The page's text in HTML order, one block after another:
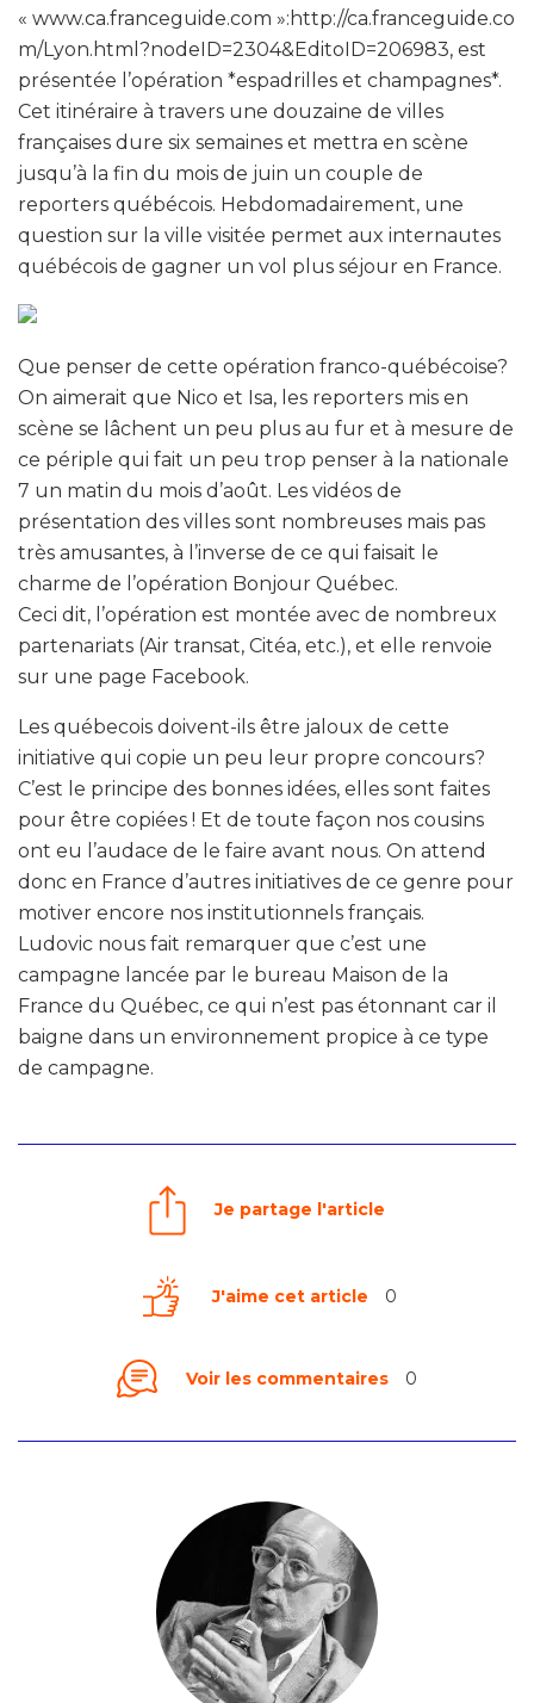
« www.ca.franceguide.com »:http://ca.franceguide.co
m/Lyon.html?nodeID=2304&EditoID=206983, est
présentée l’opération *espadrilles et champagnes*.
Cet itinéraire à travers une douzaine de villes
françaises dure six semaines et mettra en scène
jusqu’à la fin du mois de juin un couple de
reporters québécois. Hebdomadairement, une
question sur la ville visitée permet aux internautes
québécois de gagner un vol plus séjour en France.
Que penser de cette opération franco-québécoise?
On aimerait que Nico et Isa, les reporters mis en
scène se lâchent un peu plus au fur et à mesure de
ce périple qui fait un peu trop penser à la nationale
7 un matin du mois d’août. Les vidéos de
présentation des villes sont nombreuses mais pas
très amusantes, à l’inverse de ce qui faisait le
charme de l’opération Bonjour Québec.
Ceci dit, l’opération est montée avec de nombreux
partenariats (Air transat, Citéa, etc.), et elle renvoie
sur une page Facebook.
Les québecois doivent-ils être jaloux de cette
initiative qui copie un peu leur propre concours?
C’est le principe des bonnes idées, elles sont faites
pour être copiées ! Et de toute façon nos cousins
ont eu l’audace de le faire avant nous. On attend
donc en France d’autres initiatives de ce genre pour
motiver encore nos institutionnels français.
Ludovic nous fait remarquer que c’est une
campagne lancée par le bureau Maison de la
France du Québec, ce qui n’est pas étonnant car il
baigne dans un environnement propice à ce type
de campagne.
Je partage l'article
J'aime cet article 0
Voir les commentaires 0